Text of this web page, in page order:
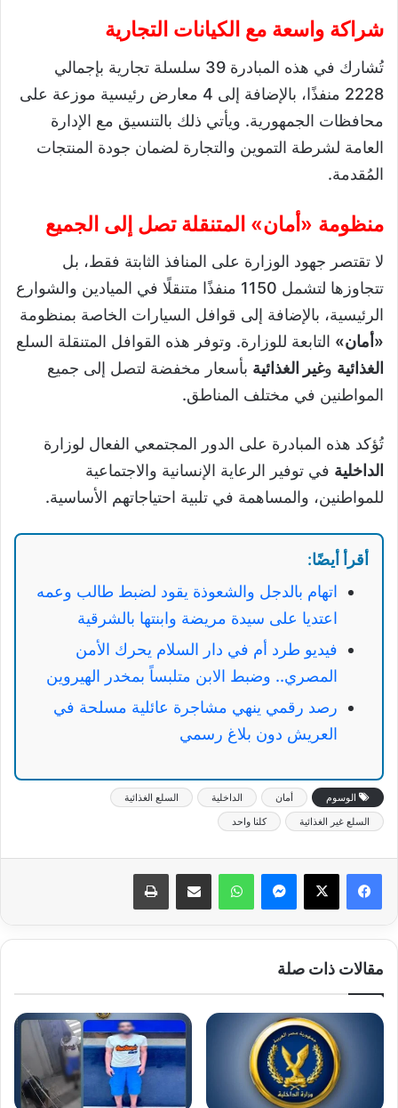
شراكة واسعة مع الكيانات التجارية
تُشارك في هذه المبادرة 39 سلسلة تجارية بإجمالي
2228 منفذًا، بالإضافة إلى 4 معارض رئيسية موزعة على
محافظات الجمهورية. ويأتي ذلك بالتنسيق مع الإدارة
العامة لشرطة التموين والتجارة لضمان جودة المنتجات
المُقدمة.
منظومة «أمان» المتنقلة تصل إلى الجميع
لا تقتصر جهود الوزارة على المنافذ الثابتة فقط، بل
تتجاوزها لتشمل 1150 منفذًا متنقلًا في الميادين والشوارع
الرئيسية، بالإضافة إلى قوافل السيارات الخاصة بمنظومة
«أمان» التابعة للوزارة. وتوفر هذه القوافل المتنقلة السلع
الغذائية وغير الغذائية بأسعار مخفضة لتصل إلى جميع
المواطنين في مختلف المناطق.
تُؤكد هذه المبادرة على الدور المجتمعي الفعال لوزارة
الداخلية في توفير الرعاية الإنسانية والاجتماعية
للمواطنين، والمساهمة في تلبية احتياجاتهم الأساسية.
أقرأ أيضًا:
اتهام بالدجل والشعوذة يقود لضبط طالب وعمه
اعتديا على سيدة مريضة وابنتها بالشرقية
فيديو طرد أم في دار السلام يحرك الأمن
المصري.. وضبط الابن متلبساً بمخدر الهيروين
رصد رقمي ينهي مشاجرة عائلية مسلحة في
العريش دون بلاغ رسمي
الوسوم أمان الداخلية
السلع الغذائية
السلع غير الغذائية
كلنا واحد
ماسنجر واتساب مشاركة عبر البريد طباعة
مقالات ذات صلة